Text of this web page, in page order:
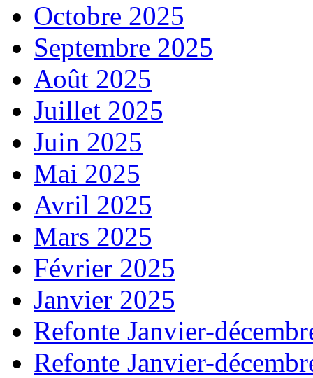
Octobre 2025
Septembre 2025
Août 2025
Juillet 2025
Juin 2025
Mai 2025
Avril 2025
Mars 2025
Février 2025
Janvier 2025
Refonte Janvier-
Refonte Janvier-